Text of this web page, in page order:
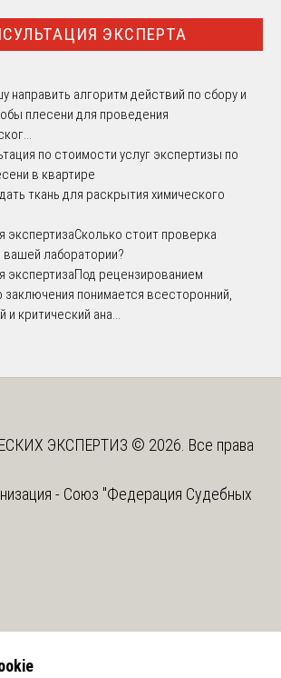
ЭКСПЕРТА
направить алгоритм действий по сбору и
плесени для проведения
по стоимости услуг экспертизы по
в квартире
ткань для раскрытия химического
экспертизаСколько стоит проверка
лаборатории?
экспертизаПод рецензированием
заключения понимается всесторонний,
и критический ана...
ЭКСПЕРТИЗ © 2026. Все права
- Союз "Федерация Судебных